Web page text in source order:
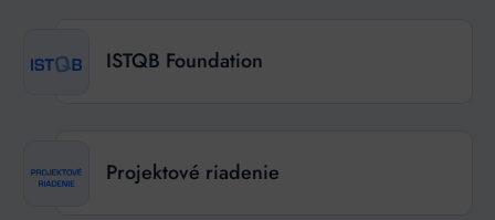
ISTQB Foundation
Projektové riadenie